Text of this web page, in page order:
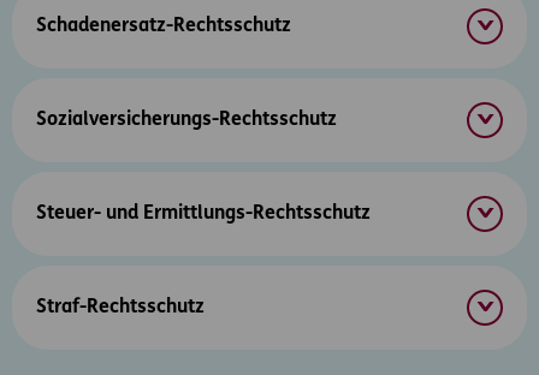
Schadenersatz-Rechtsschutz
Sozialversicherungs-Rechtsschutz
Steuer- und Ermittlungs-Rechtsschutz
Straf-Rechtsschutz